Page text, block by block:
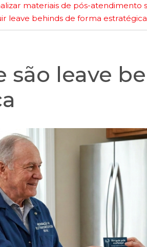
materiais de pós-atendimento
leave behinds de forma estratégica
são leave